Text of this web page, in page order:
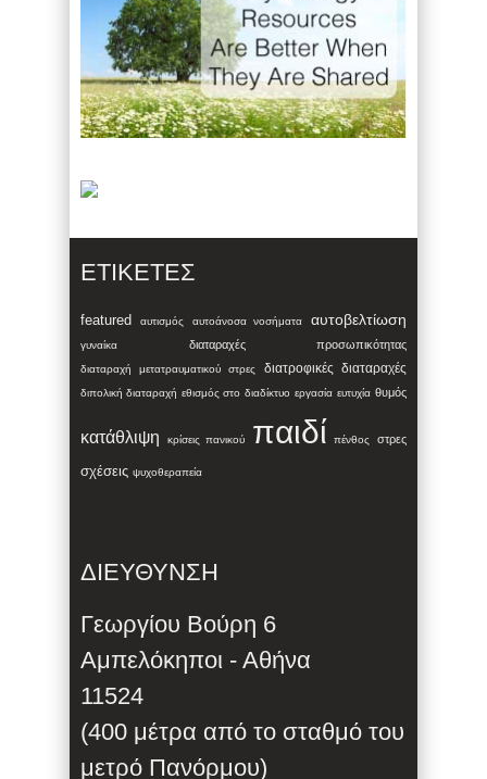
ΕΤΙΚΈΤΕΣ
featured αυτισμός αυτοάνοσα νοσήματα αυτοβελτίωση
γυναίκα διαταραχές προσωπικότητας
διαταραχή μετατραυματικού στρες διατροφικές διαταραχές
διπολική διαταραχή εθισμός στο διαδίκτυο εργασία ευτυχία θυμός
κατάθλιψη κρίσεις πανικού παιδί πένθος στρες
σχέσεις ψυχοθεραπεία
ΔΙΕΥΘΥΝΣΗ
Γεωργίου Βούρη 6
Αμπελόκηποι - Αθήνα
11524
(400 μέτρα από το σταθμό του
μετρό Πανόρμου)